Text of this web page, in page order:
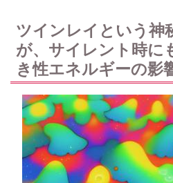
ツインレイという神
が、サイレント時に
き性エネルギーの影